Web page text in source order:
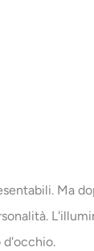
Ma
d'occhio.